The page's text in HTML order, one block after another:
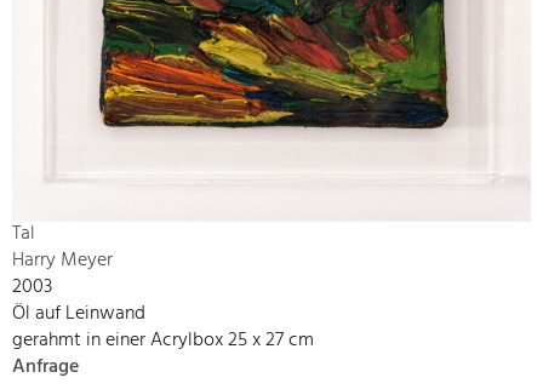
Tal
Harry Meyer
2003
Öl auf Leinwand
gerahmt in einer Acrylbox 25 x 27 cm
Anfrage